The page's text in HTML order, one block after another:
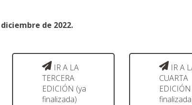
de 2022.
IR A LA
TERCERA
EDICIÓN (ya
finalizada)
IR A
CUARTA